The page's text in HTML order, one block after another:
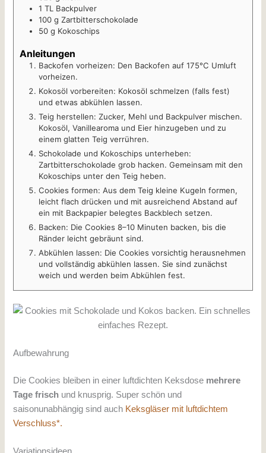
1 TL Backpulver
100 g Zartbitterschokolade
50 g Kokoschips
Anleitungen
Backofen vorheizen: Den Backofen auf 175°C Umluft
vorheizen.
Kokosöl vorbereiten: Kokosöl schmelzen (falls fest)
und etwas abkühlen lassen.
Teig herstellen: Zucker, Mehl und Backpulver mischen.
Kokosöl, Vanillearoma und Eier hinzugeben und zu
einem glatten Teig verrühren.
Schokolade und Kokoschips unterheben:
Zartbitterschokolade grob hacken. Gemeinsam mit den
Kokoschips unter den Teig heben.
Cookies formen: Aus dem Teig kleine Kugeln formen,
leicht flach drücken und mit ausreichend Abstand auf
ein mit Backpapier belegtes Backblech setzen.
Backen: Die Cookies 8–10 Minuten backen, bis die
Ränder leicht gebräunt sind.
Abkühlen lassen: Die Cookies vorsichtig herausnehmen
und vollständig abkühlen lassen. Sie sind zunächst
weich und werden beim Abkühlen fest.
Aufbewahrung
Die Cookies bleiben in einer luftdichten Keksdose mehrere
Tage frisch und knusprig. Super schön und
saisonunabhängig sind auch Keksgläser mit luftdichtem
Verschluss*.